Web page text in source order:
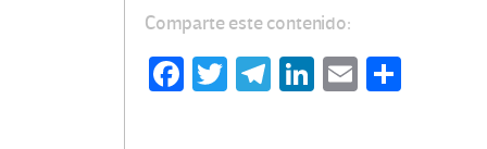
Comparte este contenido:
Fa T
Te
Li
E